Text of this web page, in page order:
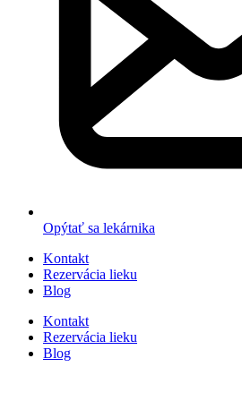
Opýtať sa lekárnika
Kontakt
Rezervácia lieku
Blog
Kontakt
Rezervácia lieku
Blog